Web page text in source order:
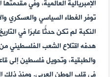
الإمبريالية العالمية، وفي مقدمتها
توفر الغطاء السياسي والعسكري
النكبة لم تكن حدثًا عابرًا في
هدفه اقتلاع الشعب الفلسطيني
والطبقية، وتحويل فلسطين إلى